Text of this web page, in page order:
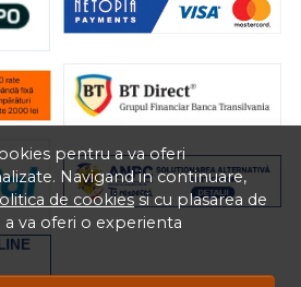
pentru a va oferi
Navigand in continuare,
de cookiessi cu plasarea de
va oferi o experienta